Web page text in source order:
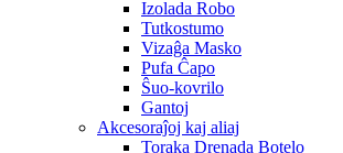
Izolada Robo
Tutkostumo
Vizaĝa Masko
Pufa Ĉapo
Ŝuo-kovrilo
Gantoj
Akcesoraĵoj kaj aliaj
Toraka Drenada Botelo